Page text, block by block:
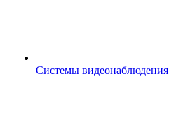
Системы видеонаблюдения